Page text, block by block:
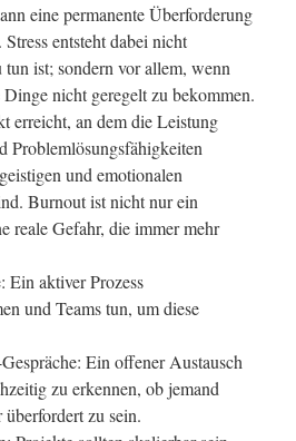
eine permanente Überforderung
entsteht dabei nicht
ist; sondern vor allem, wenn
nicht geregelt zu bekommen.
erreicht, an dem die Leistung
Problemlösungsfähigkeiten
und emotionalen
Burnout ist nicht nur ein
reale Gefahr, die immer mehr
aktiver Prozess
und Teams tun, um diese
Ein offener Austausch
zu erkennen, ob jemand
zu sein.